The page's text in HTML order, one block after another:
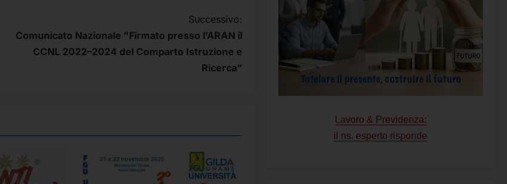
Successivo:
Comunicato Nazionale ”Firmato presso l’ARAN il
CCNL 2022–2024 del Comparto Istruzione e
Ricerca”
Lavoro & Previdenza:
il ns. esperto risponde